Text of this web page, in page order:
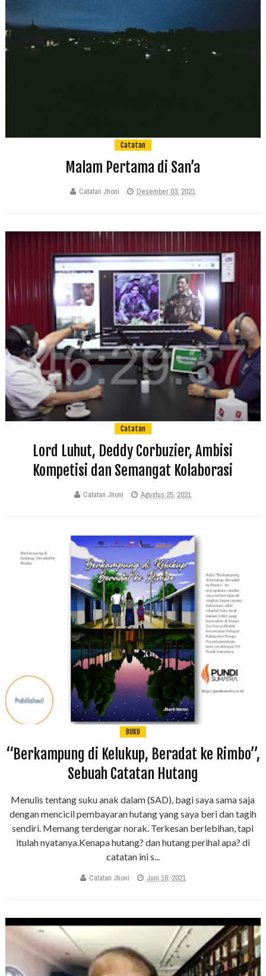
Catatan
Malam Pertama di San’a
Catatan Jhoni Desember 03, 2021
Catatan
Lord Luhut, Deddy Corbuzier, Ambisi
Kompetisi dan Semangat Kolaborasi
Catatan Jhoni Agustus 25, 2021
BUKU
“Berkampung di Kelukup, Beradat ke Rimbo”,
Sebuah Catatan Hutang
Menulis tentang suku anak dalam (SAD), bagi saya sama saja
dengan mencicil pembayaran hutang yang saya beri dan tagih
sendiri. Memang terdengar norak. Terkesan berlebihan, tapi
itulah nyatanya.Kenapa hutang? dan hutang perihal apa? di
catatan ini s...
Catatan Jhoni Juni 16, 2021